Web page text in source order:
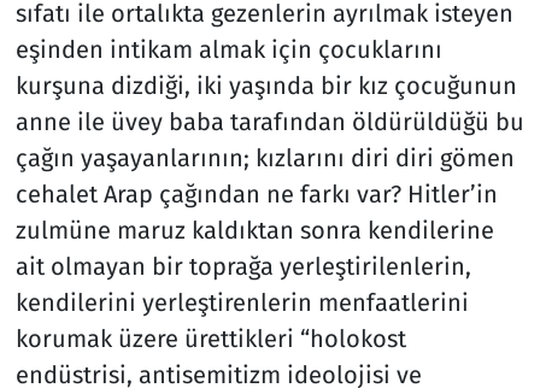
sıfatı ile ortalıkta gezenlerin ayrılmak isteyen
eşinden intikam almak için çocuklarını
kurşuna dizdiği, iki yaşında bir kız çocuğunun
anne ile üvey baba tarafından öldürüldüğü bu
çağın yaşayanlarının; kızlarını diri diri gömen
cehalet Arap çağından ne farkı var? Hitler’in
zulmüne maruz kaldıktan sonra kendilerine
ait olmayan bir toprağa yerleştirilenlerin,
kendilerini yerleştirenlerin menfaatlerini
korumak üzere ürettikleri “holokost
endüstrisi, antisemitizm ideolojisi ve
Seçim 2023
Spor
Teknoloji ve Bilim
Televizyon